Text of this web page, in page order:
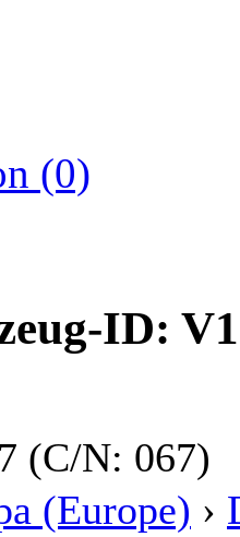
(0)
ID:
(C/N: 067)
(Europe) ›